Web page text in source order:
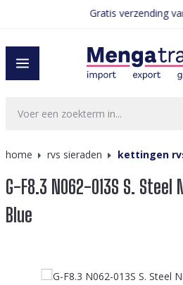
Gratis verzending
home rvs sieraden kettingen
G-F8.3 N062-013S S. Steel
Blue
Afbeeldingengalerij overslaan